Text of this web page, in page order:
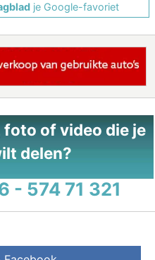
je Google-favoriet
foto of video die je
delen?
- 574 71 321